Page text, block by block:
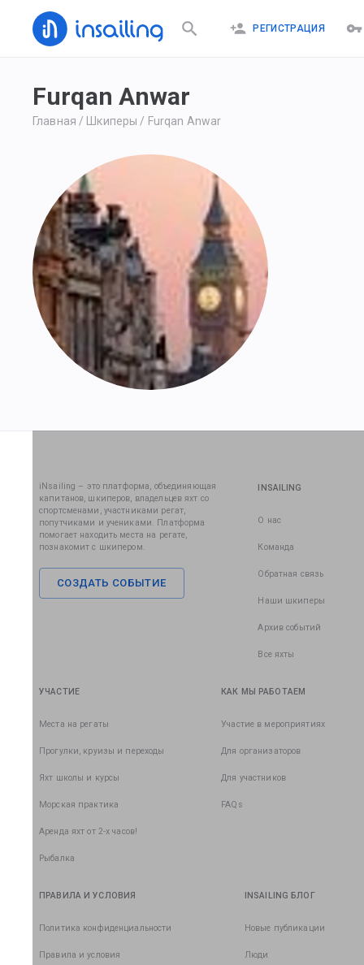
РЕГИСТРАЦИЯ
Furqan Anwar
Главная / Шкиперы / Furqan Anwar
iNsailing – это платформа, объединяющая
капитанов, шкиперов, владельцев яхт со
спортсменами, участниками регат,
попутчиками и учениками. Платформа
помогает находить места на регате,
познакомит с шкипером.
СОЗДАТЬ СОБЫТИЕ
INSAILING
О нас
Команда
Обратная связь
Наши шкиперы
Архив событий
Все яхты
УЧАСТИЕ
Места на регаты
Прогулки, круизы и переходы
Яхт школы и курсы
Морская практика
Аренда яхт от 2-х часов!
Рыбалка
КАК МЫ РАБОТАЕМ
Участие в мероприятиях
Для организаторов
Для участников
FAQs
ПРАВИЛА И УСЛОВИЯ
Политика конфиденциальности
Правила и условия
INSAILING БЛОГ
Новые публикации
Люди